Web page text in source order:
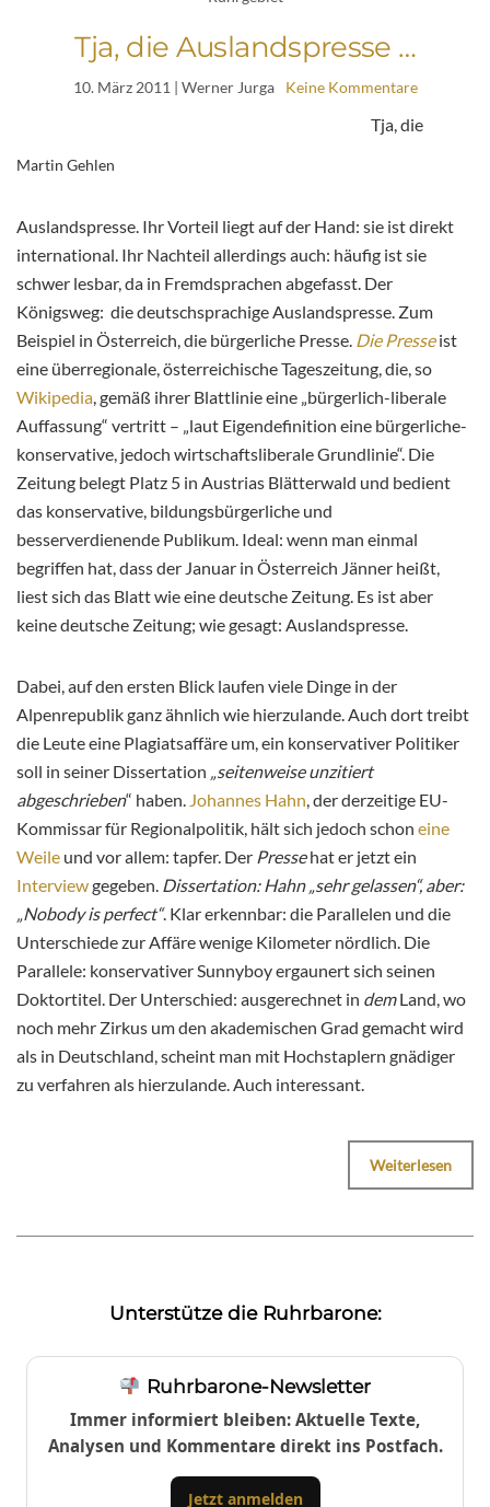
Tja, die Auslandspresse …
10. März 2011 | Werner Jurga Keine Kommentare
Martin Gehlen
Tja, die
Auslandspresse. Ihr Vorteil liegt auf der Hand: sie ist direkt
international. Ihr Nachteil allerdings auch: häufig ist sie
schwer lesbar, da in Fremdsprachen abgefasst. Der
Königsweg: die deutschsprachige Auslandspresse. Zum
Beispiel in Österreich, die bürgerliche Presse. Die Presseist
eine überregionale, österreichische Tageszeitung, die, so
Wikipedia, gemäß ihrer Blattlinie eine „bürgerlich-liberale
Auffassung“ vertritt – „laut Eigendefinition eine bürgerliche-
konservative, jedoch wirtschaftsliberale Grundlinie“. Die
Zeitung belegt Platz 5 in Austrias Blätterwald und bedient
das konservative, bildungsbürgerliche und
besserverdienende Publikum. Ideal: wenn man einmal
begriffen hat, dass der Januar in Österreich Jänner heißt,
liest sich das Blatt wie eine deutsche Zeitung. Es ist aber
keine deutsche Zeitung; wie gesagt: Auslandspresse.
Dabei, auf den ersten Blick laufen viele Dinge in der
Alpenrepublik ganz ähnlich wie hierzulande. Auch dort treibt
die Leute eine Plagiatsaffäre um, ein konservativer Politiker
soll in seiner Dissertation „seitenweise unzitiert
abgeschrieben“ haben. Johannes Hahn, der derzeitige EU-
Kommissar für Regionalpolitik, hält sich jedoch schon eine
Weile und vor allem: tapfer. Der Pressehat er jetzt ein
Interviewgegeben. Dissertation: Hahn „sehr gelassen“, aber:
„Nobody is perfect“. Klar erkennbar: die Parallelen und die
Unterschiede zur Affäre wenige Kilometer nördlich. Die
Parallele: konservativer Sunnyboy ergaunert sich seinen
Doktortitel. Der Unterschied: ausgerechnet in demLand, wo
noch mehr Zirkus um den akademischen Grad gemacht wird
als in Deutschland, scheint man mit Hochstaplern gnädiger
zu verfahren als hierzulande. Auch interessant.
Weiterlesen
Unterstütze die Ruhrbarone:
Ruhrbarone-Newsletter
Immer informiert bleiben: Aktuelle Texte,
Analysen und Kommentare direkt ins Postfach.
Jetzt anmelden